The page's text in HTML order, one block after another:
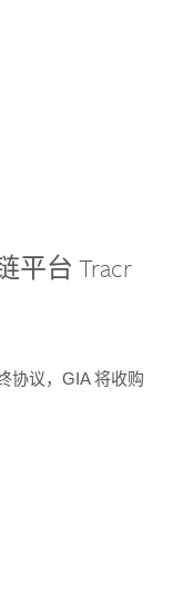
平台 Tracr
协议，GIA 将收购